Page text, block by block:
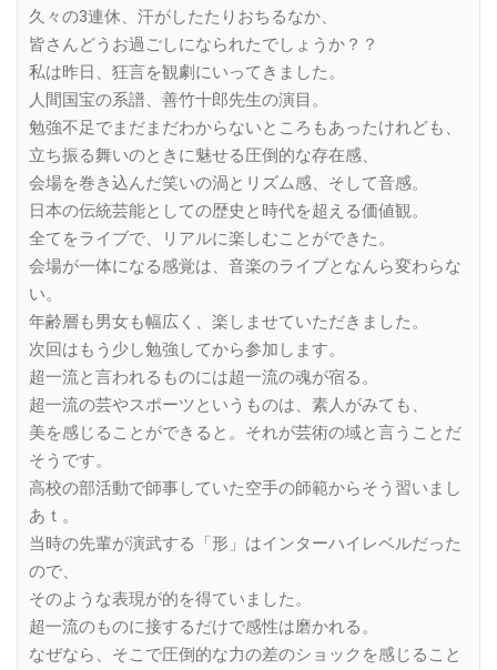
久々の3連休、汗がしたたりおちるなか、
皆さんどうお過ごしになられたでしょうか？？
私は昨日、狂言を観劇にいってきました。
人間国宝の系譜、善竹十郎先生の演目。
勉強不足でまだまだわからないところもあったけれども、
立ち振る舞いのときに魅せる圧倒的な存在感、
会場を巻き込んだ笑いの渦とリズム感、そして音感。
日本の伝統芸能としての歴史と時代を超える価値観。
全てをライブで、リアルに楽しむことができた。
会場が一体になる感覚は、音楽のライブとなんら変わらな
い。
年齢層も男女も幅広く、楽しませていただきました。
次回はもう少し勉強してから参加します。
超一流と言われるものには超一流の魂が宿る。
超一流の芸やスポーツというものは、素人がみても、
美を感じることができると。それが芸術の域と言うことだ
そうです。
高校の部活動で師事していた空手の師範からそう習いまし
あｔ。
当時の先輩が演武する「形」はインターハイレベルだった
ので、
そのような表現が的を得ていました。
超一流のものに接するだけで感性は磨かれる。
なぜなら、そこで圧倒的な力の差のショックを感じること